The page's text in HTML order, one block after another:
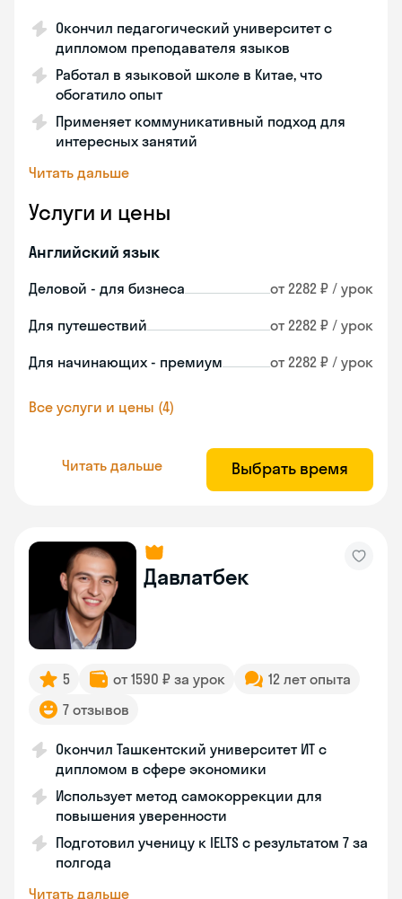
Окончил педагогический университет с
дипломом преподавателя языков
Работал в языковой школе в Китае, что
обогатило опыт
Применяет коммуникативный подход для
интересных занятий
Читать дальше
Услуги и цены
Английский язык
Деловой - для бизнеса от 2282 ₽ / урок
Для путешествий от 2282 ₽ / урок
Для начинающих - премиум от 2282 ₽ / урок
Все услуги и цены (4)
Читать дальше Выбрать время
Давлатбек
5 от 1590 ₽ за урок
12 лет опыта
7 отзывов
Окончил Ташкентский университет ИТ с
дипломом в сфере экономики
Использует метод самокоррекции для
повышения уверенности
Подготовил ученицу к IELTS с результатом 7 за
полгода
Читать дальше